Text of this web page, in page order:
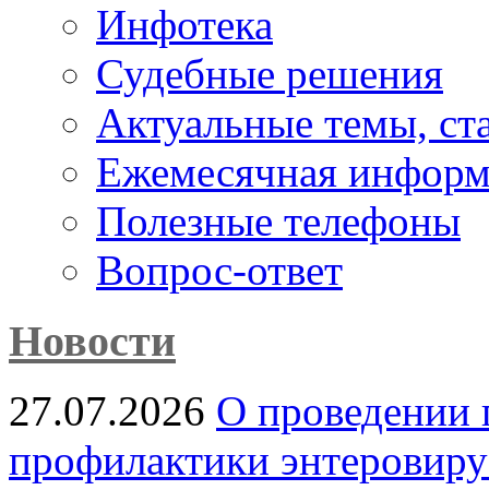
Инфотека
Судебные решения
Актуальные темы,
Ежемесячная
Полезные телефоны
Вопрос-ответ
Новости
27.07.2026 О проведении
профилактики